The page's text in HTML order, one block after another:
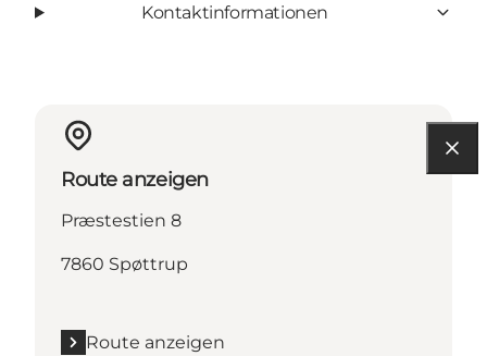
Kontaktinformationen
Route anzeigen
Præstestien 8
7860 Spøttrup
Route anzeigen